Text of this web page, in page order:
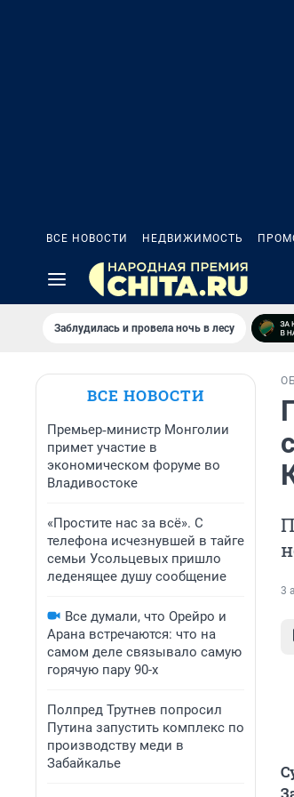
ВСЕ НОВОСТИ НЕДВИЖИМОСТЬ
Заблудилась и провела ночь в лесу
ВСЕ НОВОСТИ
Премьер‑министр Монголии
примет участие в
экономическом форуме во
Владивостоке
«Простите нас за всё». С
телефона исчезнувшей в тайге
семьи Усольцевых пришло
леденящее душу сообщение
Все думали, что Орейро и
Арана встречаются: что на
самом деле связывало самую
горячую пару 90-х
Полпред Трутнев попросил
Путина запустить комплекс по
производству меди в
Забайкалье
3